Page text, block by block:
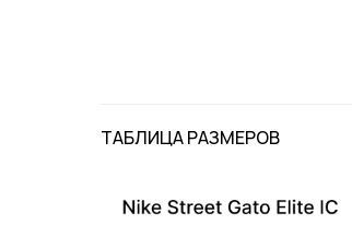
ТАБЛИЦА РАЗМЕРОВ